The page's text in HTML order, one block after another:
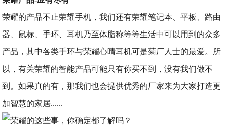
荣耀的产品不止荣耀手机，我们还有荣耀笔记本、平板、路由
器、鼠标、手环、耳机乃至体脂称等等生活中可以用到的众多
产品，其中各类手环与荣耀心晴耳机可是菊厂人士的最爱。所
以，有关荣耀的智能产品可能只有你买不到，没有我们做不
到。如果真的有，那我们也会提供优秀的厂家来为大家打造更
加智慧的家居......